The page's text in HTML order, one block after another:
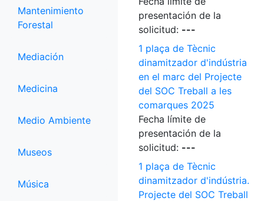
Mantenimiento
Forestal
Mediación
Medicina
Medio Ambiente
Museos
Música
presentación de la
solicitud: ---
1 plaça de Tècnic
dinamitzador d'indústria
en el marc del Projecte
del SOC Treball a les
comarques 2025
Fecha límite de
presentación de la
solicitud: ---
1 plaça de Tècnic
dinamitzador d'indústria.
Projecte del SOC Treball